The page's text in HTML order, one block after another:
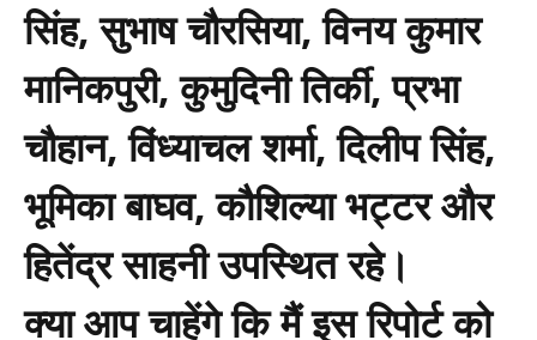
सिंह, सुभाष चौरसिया, विनय कुमार
मानिकपुरी, कुमुदिनी तिर्की, प्रभा
चौहान, विंध्याचल शर्मा, दिलीप सिंह,
भूमिका बाघव, कौशिल्या भट्टर और
हितेंद्र साहनी उपस्थित रहे।
क्या आप चाहेंगे कि मैं इस रिपोर्ट को